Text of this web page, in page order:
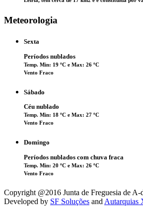
Meteorologia
Sexta
Períodos nublados
Temp. Min: 19 ºC e Max: 26 ºC
Vento Fraco
Sábado
Céu nublado
Temp. Min: 18 ºC e Max: 27 ºC
Vento Fraco
Domingo
Períodos nublados com chuva fraca
Temp. Min: 20 ºC e Max: 26 ºC
Vento Fraco
Copyright @2016 Junta de Freguesia de A-
Developed by SF Soluções and Autarquias